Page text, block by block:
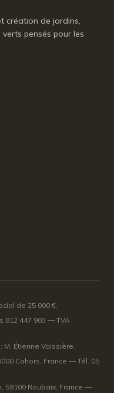
création de jardins,
pensés pour les
de 25 000 €.
812 447 903 — TVA
Étienne Vaissière.
Cahors, France — Tél. 05
59100 Roubaix, France —